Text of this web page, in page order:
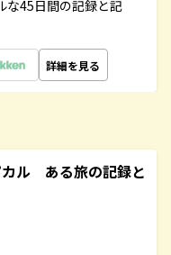
な45日間の記録と記
詳細を見る
カル ある旅の記録と